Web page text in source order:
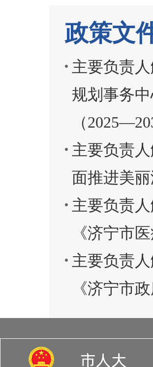
政策文
主要负责
规划事务
（
主要负责
面推进美
主要负责
《济宁市
主要负责
《济宁市